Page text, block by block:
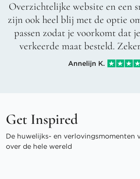
Overzichtelijke website en een
zijn ook heel blij met de optie
passen zodat je voorkomt dat
verkeerde maat besteld.
Annelijn K.
Get Inspired
De huwelijks- en verlovingsmomenten
over de hele wereld